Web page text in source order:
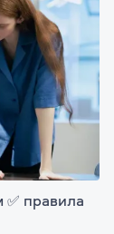
✅ правила